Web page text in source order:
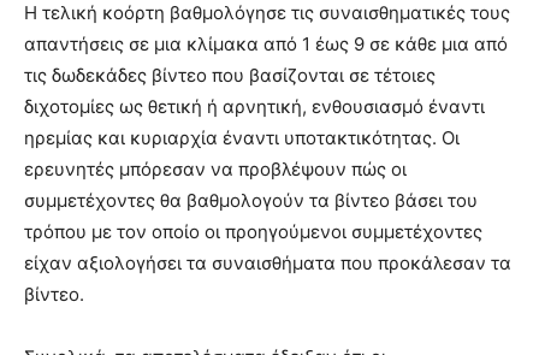
Η τελική κοόρτη βαθμολόγησε τις συναισθηματικές τους
απαντήσεις σε μια κλίμακα από 1 έως 9 σε κάθε μια από
τις δωδεκάδες βίντεο που βασίζονται σε τέτοιες
διχοτομίες ως θετική ή αρνητική, ενθουσιασμό έναντι
ηρεμίας και κυριαρχία έναντι υποτακτικότητας. Οι
ερευνητές μπόρεσαν να προβλέψουν πώς οι
συμμετέχοντες θα βαθμολογούν τα βίντεο βάσει του
τρόπου με τον οποίο οι προηγούμενοι συμμετέχοντες
είχαν αξιολογήσει τα συναισθήματα που προκάλεσαν τα
βίντεο.